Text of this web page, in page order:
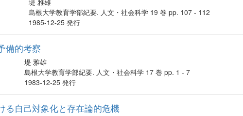
堤 雅雄
島根大学教育学部紀要. 人文・社会科学 19 巻 pp. 107 - 112
1985-12-25 発行
備的考察
堤 雅雄
島根大学教育学部紀要. 人文・社会科学 17 巻 pp. 1 - 7
1983-12-25 発行
る自己対象化と存在論的危機